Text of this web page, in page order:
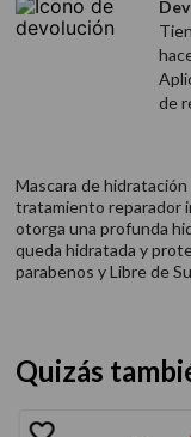
de
Mascara de
tratamiento reparador
otorga una profunda
queda hidratada y
parabenos y Libre de
Quizás